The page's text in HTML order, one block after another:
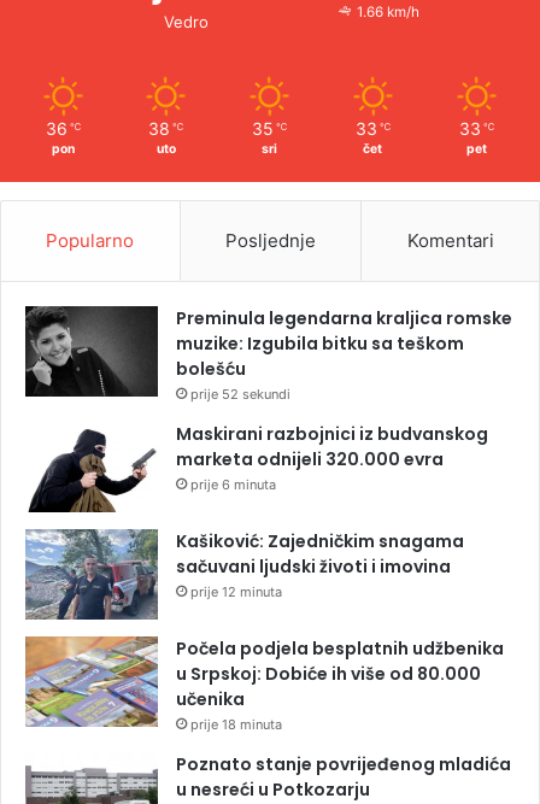
Vedro
1.66 km/h
36 ℃
pon
38 ℃
uto
35 ℃
sri
33 ℃
čet
33 ℃
pet
Popularno Posljednje Komentari
Preminula legendarna kraljica romske
muzike: Izgubila bitku sa teškom
bolešću
prije 52 sekundi
Maskirani razbojnici iz budvanskog
marketa odnijeli 320.000 evra
prije 6 minuta
Kašiković: Zajedničkim snagama
sačuvani ljudski životi i imovina
prije 12 minuta
Počela podjela besplatnih udžbenika
u Srpskoj: Dobiće ih više od 80.000
učenika
prije 18 minuta
Poznato stanje povrijeđenog mladića
u nesreći u Potkozarju